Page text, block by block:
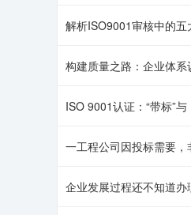
解析ISO9001审核中的五
构建质量之路：企业体系
ISO 9001认证：“带标”与
一工程公司因投标需要，
企业发展过程还不知道办